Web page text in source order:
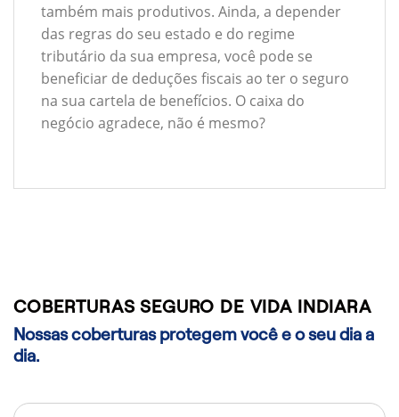
também mais produtivos. Ainda, a depender
das regras do seu estado e do regime
tributário da sua empresa, você pode se
beneficiar de deduções fiscais ao ter o seguro
na sua cartela de benefícios. O caixa do
negócio agradece, não é mesmo?
COBERTURAS SEGURO DE VIDA INDIARA
Nossas coberturas protegem você e o seu dia a
dia.